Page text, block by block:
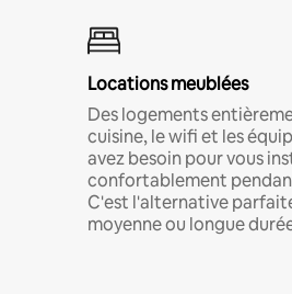
Locations meublées
Des logements
cuisine, le wifi et les
avez besoin pour vous
confortablement
C'est l'alternative
moyenne ou longue